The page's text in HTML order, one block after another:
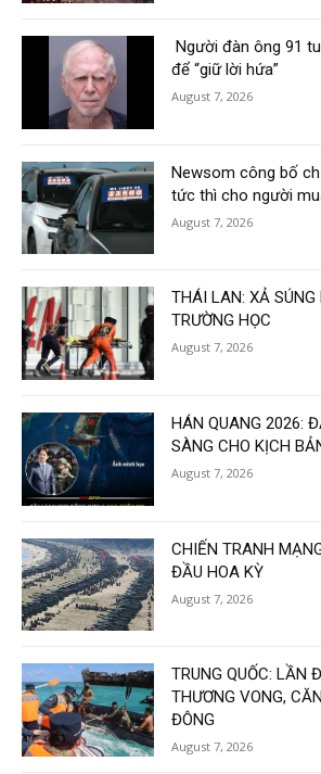
Người đàn ông 91
để “giữ lời hứa”
August 7, 2026
Newsom công bố
tức thì cho người
August 7, 2026
THÁI LAN: XẢ
TRƯỜNG HỌC
August 7, 2026
HÁN QUANG 2026:
SÀNG CHO KỊCH
August 7, 2026
CHIẾN TRANH
ĐẦU HOA KỲ
August 7, 2026
TRUNG QUỐC: LẦN
THƯƠNG VONG,
ĐÔNG
August 7, 2026